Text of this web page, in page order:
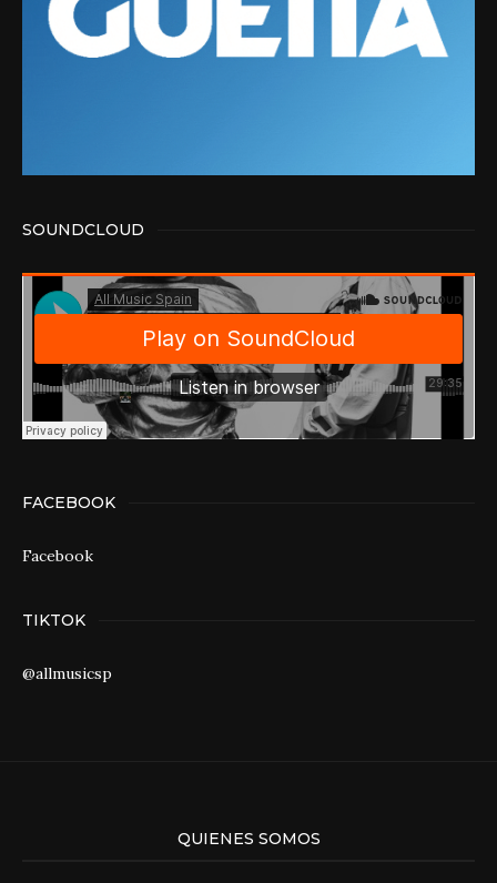
SOUNDCLOUD
FACEBOOK
Facebook
TIKTOK
@allmusicsp
QUIENES SOMOS